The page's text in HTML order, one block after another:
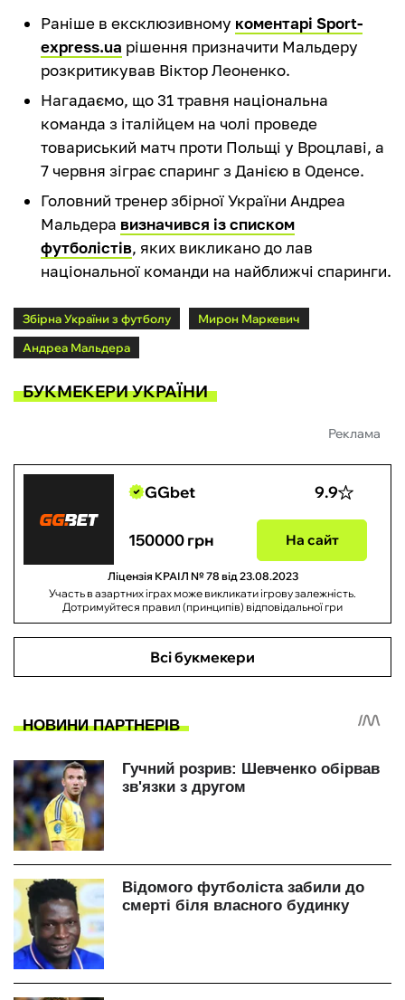
Раніше в ексклюзивному коментарі Sport-
express.ua рішення призначити Мальдеру
розкритикував Віктор Леоненко.
Нагадаємо, що 31 травня національна
команда з італійцем на чолі проведе
товариський матч проти Польщі у Вроцлаві, а
7 червня зіграє спаринг з Данією в Оденсе.
Головний тренер збірної України Андреа
Мальдера визначився із списком
футболістів, яких викликано до лав
національної команди на найближчі спаринги.
Збірна України з футболу
Мирон Маркевич
Андреа Мальдера
БУКМЕКЕРИ УКРАЇНИ
Реклама
GGbet 9.9
150000 грн На сайт
Ліцензія КРАІЛ № 78 від 23.08.2023
Участь в азартних іграх може викликати ігрову залежність.
Дотримуйтеся правил (принципів) відповідальної гри
Всі букмекери